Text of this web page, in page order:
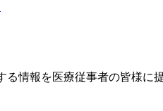
る情報を医療従事者の皆様